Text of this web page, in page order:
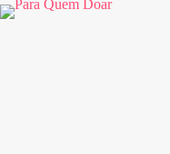
Pular
para